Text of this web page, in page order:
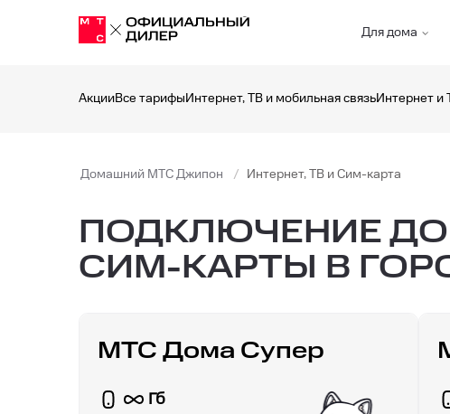
Для дома
АкцииВсе тарифыИнтернет, ТВ и мобильная связьИнтернет и
Домашний МТС Джипон Интернет, ТВ и Сим-карта
ПОДКЛЮЧЕНИЕ
СИМ-КАРТЫ В
МТС Дома Супер
Гб